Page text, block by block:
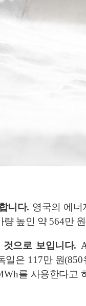
니다. 영국의 에너
량 높인 약 564만 원
으로 보입니다.
일은 117만 원(850
를 사용한다고